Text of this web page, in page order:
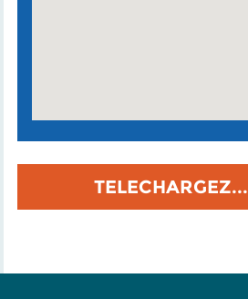
TELECHARGEZ...